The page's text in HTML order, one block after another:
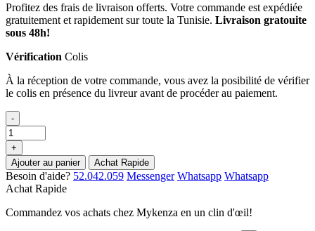
Profitez des frais de livraison offerts. Votre commande est expédiée
gratuitement et rapidement sur toute la Tunisie. Livraison gratouite
sous 48h!
Vérification Colis
À la réception de votre commande, vous avez la posibilité de vérifier
le colis en présence du livreur avant de procéder au paiement.
-
+
Ajouter au panier
Achat Rapide
Besoin d'aide? 52.042.059 Messenger Whatsapp Whatsapp
Achat Rapide
Commandez vos achats chez Mykenza en un clin d'œil!